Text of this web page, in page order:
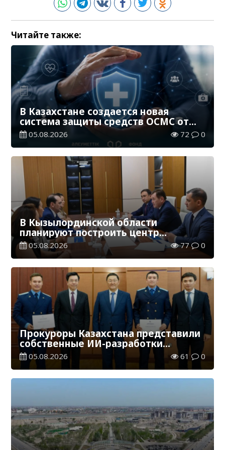
Читайте также:
В Казахстане создается новая
система защиты средств ОСМС от
необоснованных выплат
05.08.2026 72 0
В Кызылординской области
планируют построить центр
цифровизации
05.08.2026 77 0
Прокуроры Казахстана представили
собственные ИИ-разработки
мировому эксперту Кай-Фу Ли
05.08.2026 61 0